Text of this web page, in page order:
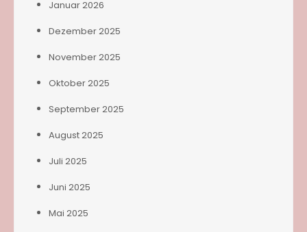
Januar 2026
Dezember 2025
November 2025
Oktober 2025
September 2025
August 2025
Juli 2025
Juni 2025
Mai 2025